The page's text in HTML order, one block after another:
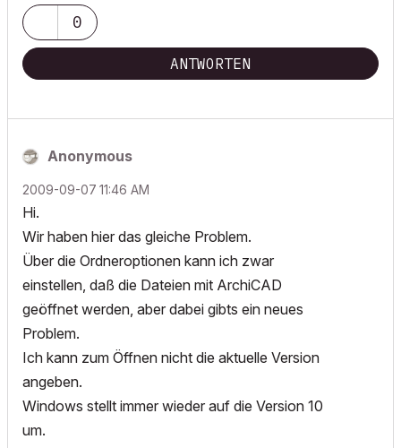
0
ANTWORTEN
Anonymous
‎2009-09-07 11:46 AM
Hi.
Wir haben hier das gleiche Problem.
Über die Ordneroptionen kann ich zwar
einstellen, daß die Dateien mit ArchiCAD
geöffnet werden, aber dabei gibts ein neues
Problem.
Ich kann zum Öffnen nicht die aktuelle Version
angeben.
Windows stellt immer wieder auf die Version 10
um.